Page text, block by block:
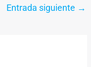
Entrada siguiente →